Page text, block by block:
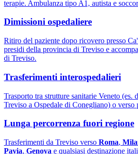
terapie. Ambulanza tipo A1, autista e
Dimissioni ospedaliere
Ritiro del paziente dopo ricovero presso
presidi della provincia di Treviso e
di Treviso.
Trasferimenti interospedalieri
Trasporto tra strutture sanitarie Veneto (es.
Treviso a Ospedale di Conegliano) o
Lunga percorrenza fuori regione
Trasferimenti da Treviso verso Roma,
Pavia, Genova e qualsiasi destinazione